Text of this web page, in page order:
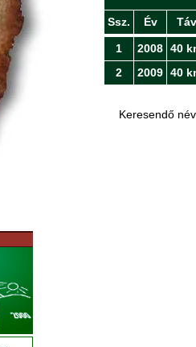
Ssz. Év Táv
1 2008 40
2
2009 40
Keresendő